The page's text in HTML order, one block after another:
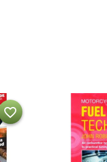
favorite_border